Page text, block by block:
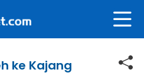
ke Kajang